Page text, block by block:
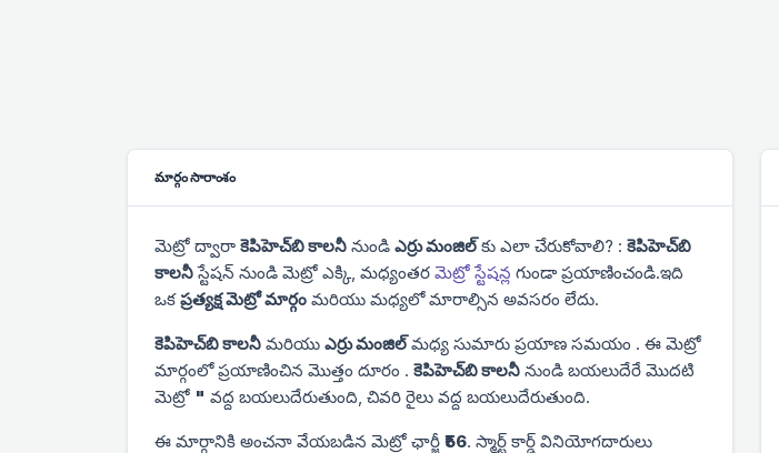
మార్గం సారాంశం
మెట్రో ద్వారా కెపిహెచ్‌బి కాలనీ నుండి ఎర్రు మంజిల్కు ఎలా చేరుకోవాలి? : కెపిహెచ్‌బి
కాలనీస్టేషన్ నుండి మెట్రో ఎక్కి, మధ్యంతర మెట్రో స్టేషన్ల గుండా ప్రయాణించండి.ఇది
ఒకప్రత్యక్ష మెట్రో మార్గం మరియు మధ్యలో మారాల్సిన అవసరం లేదు.
కెపిహెచ్‌బి కాలనీ మరియు ఎర్రు మంజిల్మధ్య సుమారు ప్రయాణ సమయం . ఈ మెట్రో
మార్గంలో ప్రయాణించిన మొత్తం దూరం . కెపిహెచ్‌బి కాలనీ నుండి బయలుదేరే మొదటి
మెట్రో " వద్ద బయలుదేరుతుంది, చివరి రైలు వద్ద బయలుదేరుతుంది.
ఈ మార్గానికి అంచనా వేయబడిన మెట్రో ఛార్జీ ₹56. స్మార్ట్ కార్డ్ వినియోగదారులు